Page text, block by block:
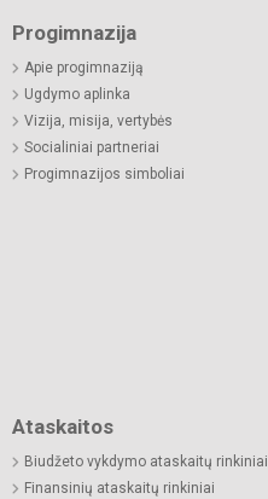
Progimnazija
Apie progimnaziją
Ugdymo aplinka
Vizija, misija, vertybės
Socialiniai partneriai
Progimnazijos simboliai
Ataskaitos
Biudžeto vykdymo ataskaitų rinkiniai
Finansinių ataskaitų rinkiniai